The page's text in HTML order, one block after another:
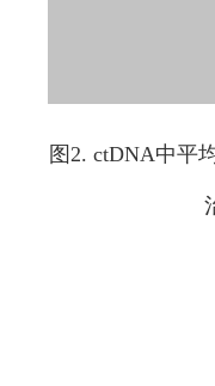
图2. ctDNA中平